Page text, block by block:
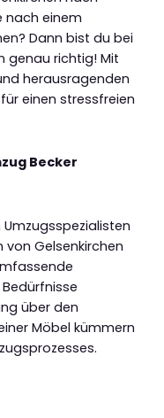
nach einem
Dann bist du bei
genau richtig! Mit
herausragenden
einen stressfreien
Becker
Gelsenkirchen
über den
Möbel kümmern